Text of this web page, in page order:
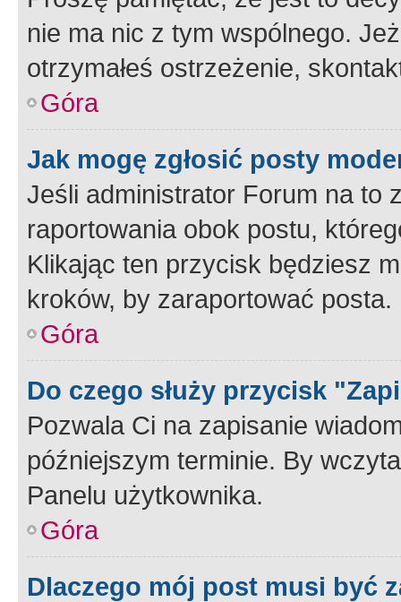
nie ma nic z tym wspólnego.
otrzymałeś ostrzeżenie,
Góra
Jak mogę zgłosić posty
Jeśli administrator Forum na to
raportowania obok postu,
Klikając ten przycisk będziesz
kroków, by zaraportować posta.
Góra
Do czego służy przycisk
Pozwala Ci na zapisanie
późniejszym terminie. By
Panelu użytkownika.
Góra
Dlaczego mój post musi być